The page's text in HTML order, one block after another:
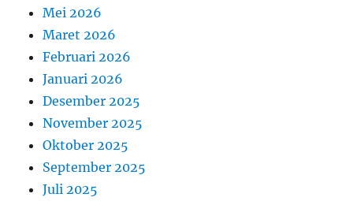
Mei 2026
Maret 2026
Februari 2026
Januari 2026
Desember 2025
November 2025
Oktober 2025
September 2025
Juli 2025